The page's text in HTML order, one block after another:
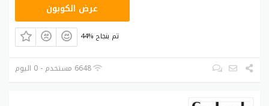
عرض الكوبون
44% تم بنجاح
6648 مستخدم - 0 اليوم